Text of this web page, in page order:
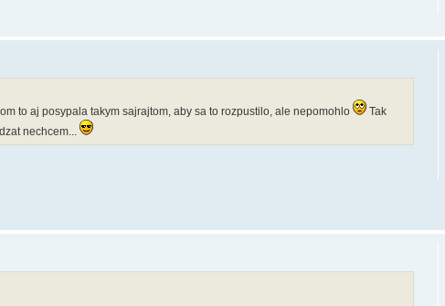
to aj posypala takym sajrajtom, aby sa to rozpustilo, ale nepomohlo
Tak
nechcem...